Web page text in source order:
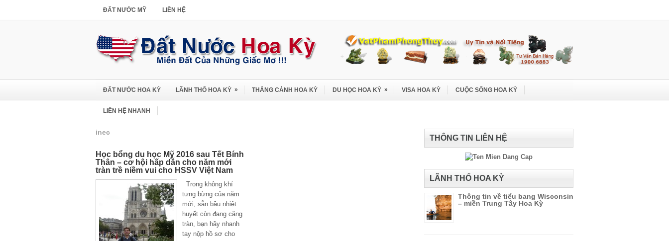
ĐẤT NƯỚC MỸ LIÊN HỆ
ĐẤT NƯỚC HOA KỲ LÃNH THỔ HOA KỲ » THẮNG CẢNH HOA KỲ DU HỌC HOA KỲ » VISA HOA KỲ CUỘC SỐNG HOA KỲ
LIÊN HỆ NHANH
inec
Học bổng du học Mỹ 2016 sau Tết Bính
Thân – cơ hội hấp dẫn cho năm mới
tràn trề niềm vui cho HSSV Việt Nam
Trong không khí
tưng bừng của năm
mới, sẵn bầu nhiệt
huyết còn đang căng
tràn, bạn hãy nhanh
tay nộp hồ sơ cho
THÔNG TIN LIÊN HỆ
LÃNH THỔ HOA KỲ
Thông tin về tiểu bang Wisconsin
– miền Trung Tây Hoa Kỳ